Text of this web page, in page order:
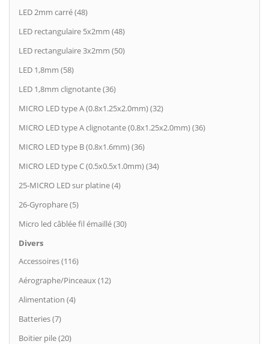
LED 2mm carré (48)
LED rectangulaire 5x2mm (48)
LED rectangulaire 3x2mm (50)
LED 1,8mm (58)
LED 1,8mm clignotante (36)
MICRO LED type A (0.8x1.25x2.0mm) (32)
MICRO LED type A clignotante (0.8x1.25x2.0mm) (36)
MICRO LED type B (0.8x1.6mm) (36)
MICRO LED type C (0.5x0.5x1.0mm) (34)
25-MICRO LED sur platine (4)
26-Gyrophare (5)
Micro led câblée fil émaillé (30)
Divers
Accessoires (116)
Aérographe/Pinceaux (12)
Alimentation (4)
Batteries (7)
Boitier pile (20)